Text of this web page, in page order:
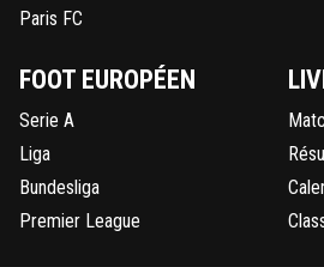
Paris FC
FOOT EUROPÉEN
Serie A
Liga
Bundesliga
Premier League